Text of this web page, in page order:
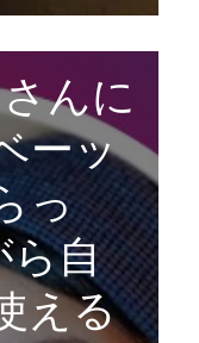
んに
ーッ
っ
ら自
える